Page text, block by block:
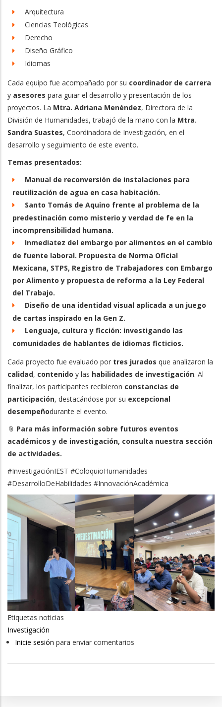
Arquitectura
Ciencias Teológicas
Derecho
Diseño Gráfico
Idiomas
Cada equipo fue acompañado por su coordinador de carrera
y asesores para guiar el desarrollo y presentación de los
proyectos. La Mtra. Adriana Menéndez, Directora de la
División de Humanidades, trabajó de la mano con la Mtra.
Sandra Suastes, Coordinadora de Investigación, en el
desarrollo y seguimiento de este evento.
Temas presentados:
Manual de reconversión de instalaciones para
reutilización de agua en casa habitación.
Santo Tomás de Aquino frente al problema de la
predestinación como misterio y verdad de fe en la
incomprensibilidad humana.
Inmediatez del embargo por alimentos en el cambio
de fuente laboral. Propuesta de Norma Oficial
Mexicana, STPS, Registro de Trabajadores con Embargo
por Alimento y propuesta de reforma a la Ley Federal
del Trabajo.
Diseño de una identidad visual aplicada a un juego
de cartas inspirado en la Gen Z.
Lenguaje, cultura y ficción: investigando las
comunidades de hablantes de idiomas ficticios.
Cada proyecto fue evaluado por tres jurados que analizaron la
calidad, contenido y las habilidades de investigación. Al
finalizar, los participantes recibieron constancias de
participación, destacándose por su excepcional
desempeñodurante el evento.
📎 Para más información sobre futuros eventos
académicos y de investigación, consulta nuestra sección
de actividades.
#InvestigaciónIEST #ColoquioHumanidades
#DesarrolloDeHabilidades #InnovaciónAcadémica
Etiquetas noticias
Investigación
Inicie sesión para enviar comentarios